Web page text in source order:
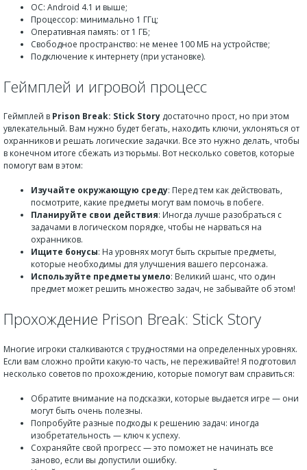
ОС: Android 4.1 и выше;
Процессор: минимально 1 ГГц;
Оперативная память: от 1 ГБ;
Свободное пространство: не менее 100 МБ на устройстве;
Подключение к интернету (при установке).
Геймплей и игровой процесс
Геймплей в Prison Break: Stick Story достаточно прост, но при этом
увлекательный. Вам нужно будет бегать, находить ключи, уклоняться от
охранников и решать логические задачки. Все это нужно делать, чтобы
в конечном итоге сбежать из тюрьмы. Вот несколько советов, которые
помогут вам в этом:
Изучайте окружающую среду: Перед тем как действовать,
посмотрите, какие предметы могут вам помочь в побеге.
Планируйте свои действия: Иногда лучше разобраться с
задачами в логическом порядке, чтобы не нарваться на
охранников.
Ищите бонусы: На уровнях могут быть скрытые предметы,
которые необходимы для улучшения вашего персонажа.
Используйте предметы умело: Великий шанс, что один
предмет может решить множество задач, не забывайте об этом!
Прохождение Prison Break: Stick Story
Многие игроки сталкиваются с трудностями на определенных уровнях.
Если вам сложно пройти какую-то часть, не переживайте! Я подготовил
несколько советов по прохождению, которые помогут вам справиться:
Обратите внимание на подсказки, которые выдается игре — они
могут быть очень полезны.
Попробуйте разные подходы к решению задач: иногда
изобретательность — ключ к успеху.
Сохраняйте свой прогресс — это поможет не начинать все
заново, если вы допустили ошибку.